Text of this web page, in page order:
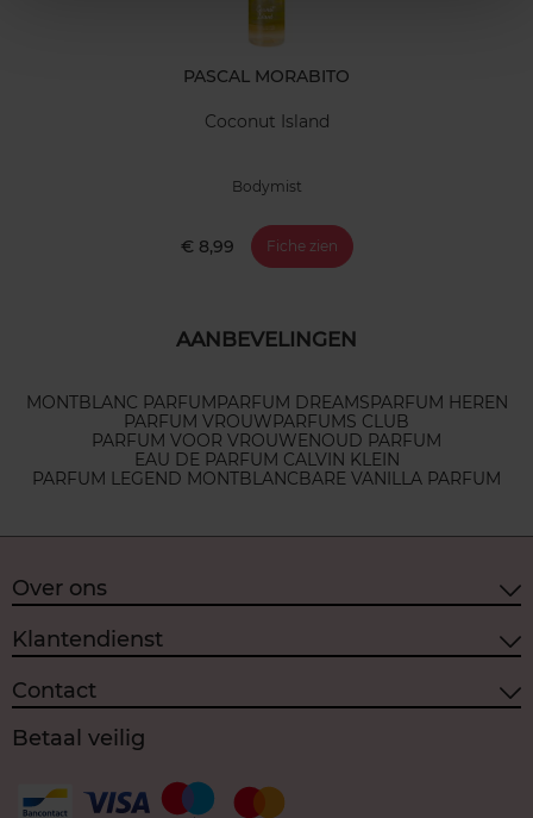
PASCAL MORABITO
Coconut Island
Bodymist
€ 8,99 Fiche zien
AANBEVELINGEN
MONTBLANC PARFUMPARFUM DREAMSPARFUM HEREN
PARFUM VROUWPARFUMS CLUB
PARFUM VOOR VROUWENOUD PARFUM
EAU DE PARFUM CALVIN KLEIN
PARFUM LEGEND MONTBLANCBARE VANILLA PARFUM
Over ons
Klantendienst
Contact
Betaal veilig